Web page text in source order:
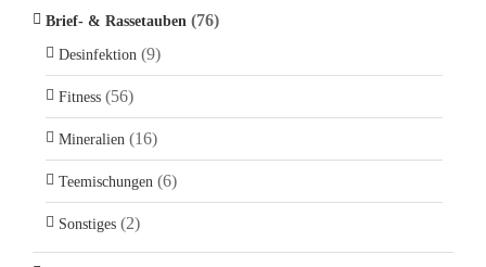
Brief- & Rassetauben (76)
Desinfektion (9)
Fitness (56)
Mineralien (16)
Teemischungen (6)
Sonstiges (2)